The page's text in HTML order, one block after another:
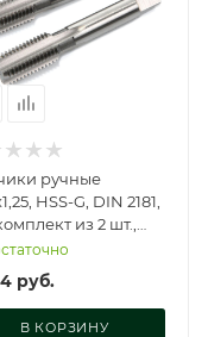
ручные
HSS-G, DIN 2181,
из 2 шт.,
руб.
В КОРЗИНУ